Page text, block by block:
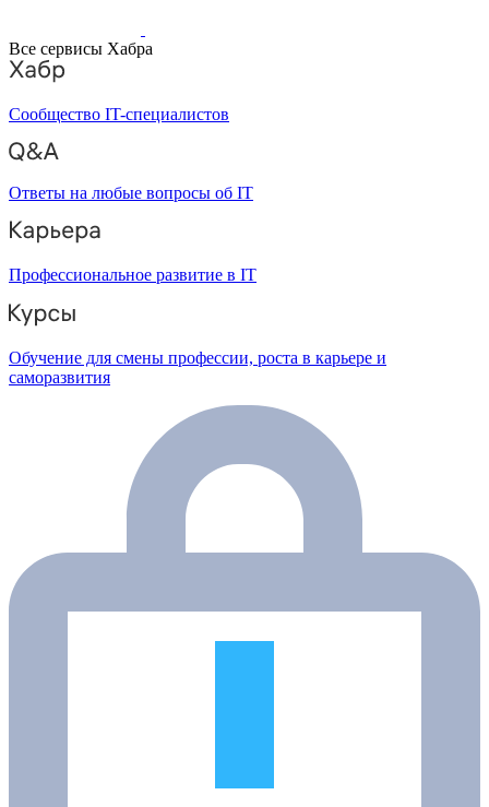
Все сервисы Хабра
Сообщество IT-специалистов
Ответы на любые вопросы об IT
Профессиональное развитие в IT
Обучение для смены профессии, роста в карьере и
саморазвития